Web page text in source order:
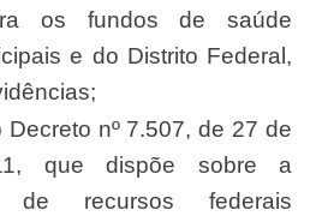
os fundos de saúde
e do Distrito Federal,
que dispõe sobre a
de recursos federais